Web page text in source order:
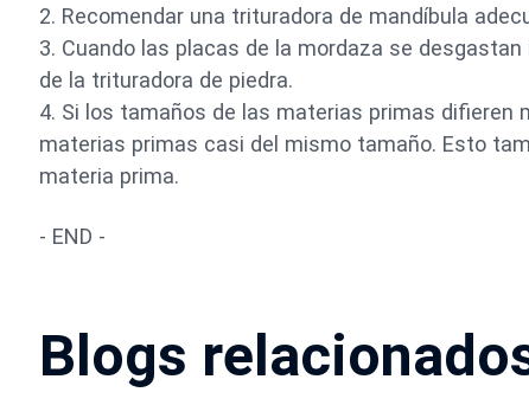
2. Recomendar una trituradora de mandíbula
3. Cuando las placas de la mordaza se
de la trituradora de piedra.
4. Si los tamaños de las materias primas difieren
materias primas casi del mismo tamaño. Esto
materia prima.
- END -
Blogs